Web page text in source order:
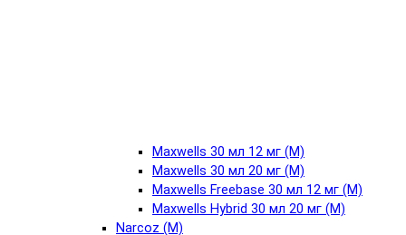
Maxwells 30 мл 12 мг (М)
Maxwells 30 мл 20 мг (М)
Maxwells Freebase 30 мл 12 мг (М)
Maxwells Hybrid 30 мл 20 мг (М)
Narcoz (М)